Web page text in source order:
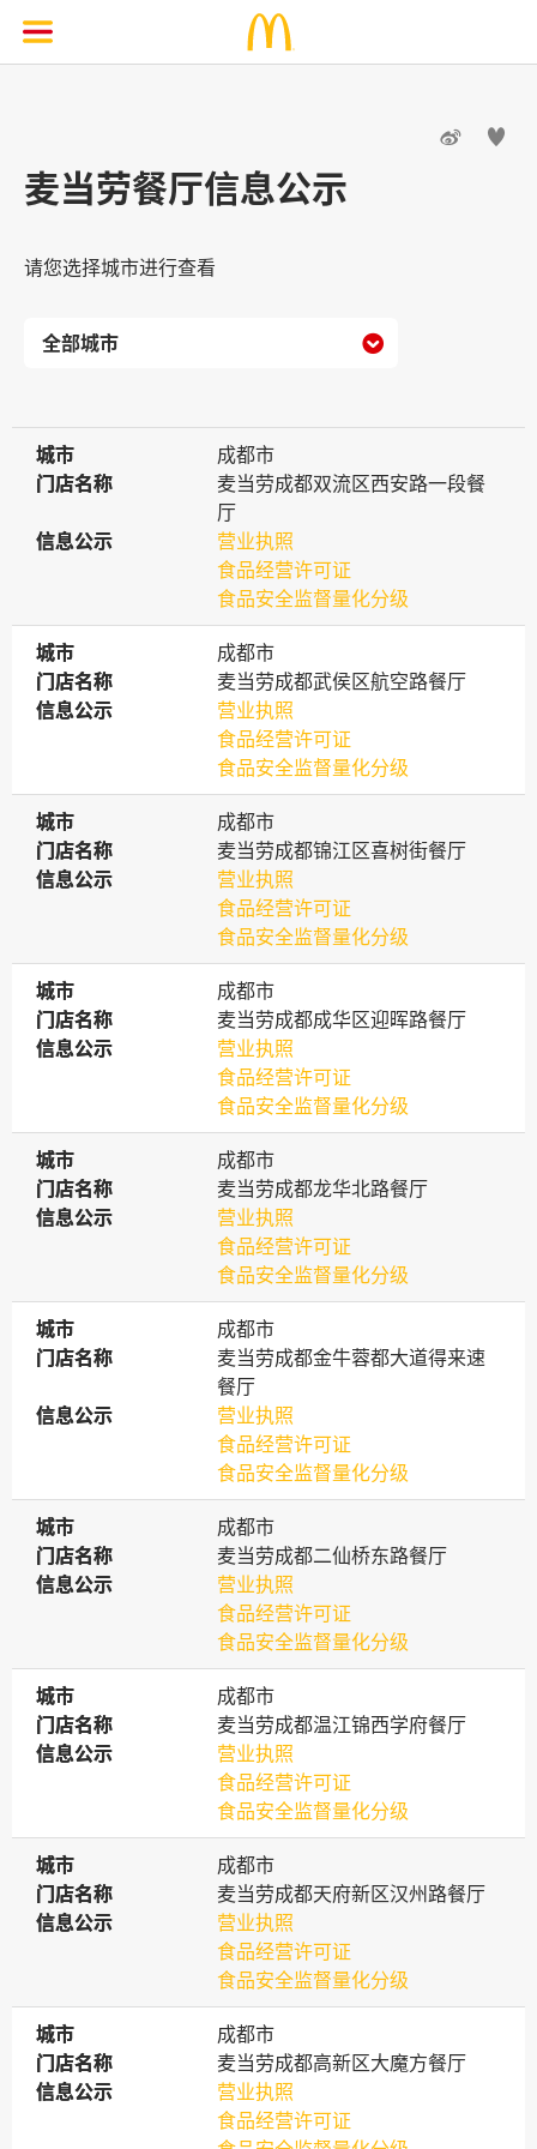
 
麦当劳餐厅信息公示
请您选择城市进行查看

城市
城市
成都市
门店名称
门店名称
麦当劳成都双流区西安路一段餐
厅
信息公示
信息公示
营业执照
食品经营许可证
食品安全监督量化分级
城市
城市
成都市
门店名称
门店名称
麦当劳成都武侯区航空路餐厅
信息公示
信息公示
营业执照
食品经营许可证
食品安全监督量化分级
城市
城市
成都市
门店名称
门店名称
麦当劳成都锦江区喜树街餐厅
信息公示
信息公示
营业执照
食品经营许可证
食品安全监督量化分级
城市
城市
成都市
门店名称
门店名称
麦当劳成都成华区迎晖路餐厅
信息公示
信息公示
营业执照
食品经营许可证
食品安全监督量化分级
城市
城市
成都市
门店名称
门店名称
麦当劳成都龙华北路餐厅
信息公示
信息公示
营业执照
食品经营许可证
食品安全监督量化分级
城市
城市
成都市
门店名称
门店名称
麦当劳成都金牛蓉都大道得来速
餐厅
信息公示
信息公示
营业执照
食品经营许可证
食品安全监督量化分级
城市
城市
成都市
门店名称
门店名称
麦当劳成都二仙桥东路餐厅
信息公示
信息公示
营业执照
食品经营许可证
食品安全监督量化分级
城市
城市
成都市
门店名称
门店名称
麦当劳成都温江锦西学府餐厅
信息公示
信息公示
营业执照
食品经营许可证
食品安全监督量化分级
城市
城市
成都市
门店名称
门店名称
麦当劳成都天府新区汉州路餐厅
信息公示
信息公示
营业执照
食品经营许可证
食品安全监督量化分级
城市
城市
成都市
门店名称
门店名称
麦当劳成都高新区大魔方餐厅
信息公示
信息公示
营业执照
食品经营许可证